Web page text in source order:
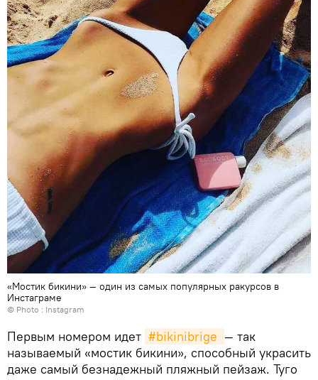
«Мостик бикини» — один из самых популярных ракурсов в
Инстаграме
© Photo : Instagram
Первым номером идет #bikinibrige — так
называемый «мостик бикини», способный украсить
даже самый безнадежный пляжный пейзаж. Туго